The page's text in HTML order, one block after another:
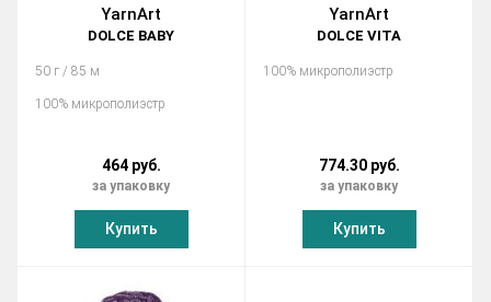
YarnArt
DOLCE BABY
50 г / 85 м
100% микрополиэстр
464 руб.
за упаковку
Купить
YarnArt
DOLCE VITA
100% микрополиэстр
774.30 руб.
за упаковку
Купить